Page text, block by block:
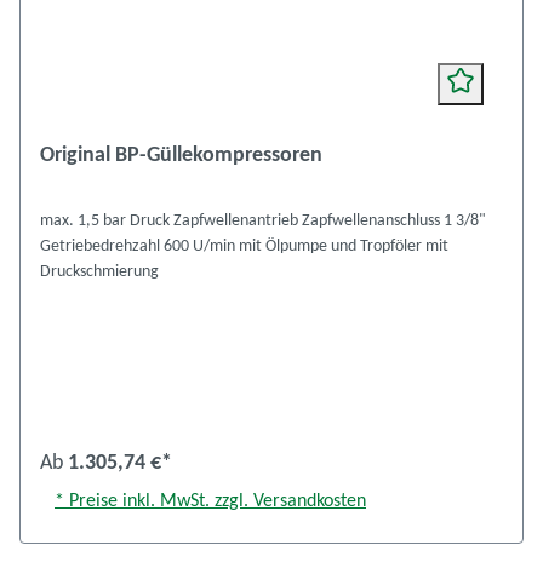
Original BP-Güllekompressoren
max. 1,5 bar Druck Zapfwellenantrieb Zapfwellenanschluss 1 3/8"
Getriebedrehzahl 600 U/min mit Ölpumpe und Tropföler mit
Druckschmierung
Ab 1.305,74 €*
* Preise inkl. MwSt. zzgl. Versandkosten